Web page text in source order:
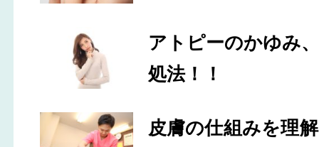
アトピーのかゆみ
処法！！
皮膚の仕組みを理